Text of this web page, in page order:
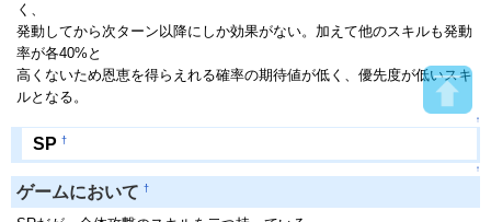
く、
発動してから次ターン以降にしか効果がない。加えて他のスキルも発動
率が各40%と
高くないため恩恵を得らえれる確率の期待値が低く、優先度が低いスキ
ルとなる。
↑
SP †
↑
ゲームにおいて †